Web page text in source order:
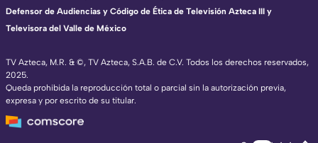
TV Azteca, M.R. & ©, TV Azteca, S.A.B. de C.V. Todos los derechos reservados,
2025.
Queda prohibida la reproducción total o parcial sin la autorización previa,
expresa y por escrito de su titular.
Defensor de Audiencias y Código de Ética de Televisión Azteca III y
Televisora del Valle de México